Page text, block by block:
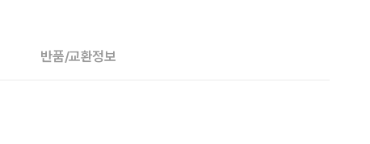
반품/교환정보